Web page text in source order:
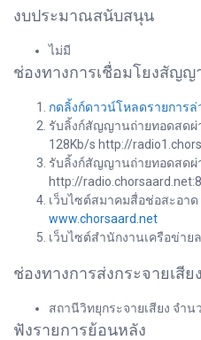
งบประมาณสนับสนุน
ไม่มี
ช่องทางการเชื่อมโยงสัญ
กดลิ้งก์ดาวน์โหลดรายการล่
รับลิ้งก์สัญญานถ่ายทอดสดผ่
128Kb/s http://
รับลิ้งก์สัญญานถ่ายทอดสดผ่
http://
เว็บไซต์สมาคมสื่อช่อสะอาด
www.chorsaard.net
เว็บไซต์สำนักงานเครือข่าย
ช่องทางการส่งกระจายเสี
สถานีวิทยุกระจายเสียง จำน
ฟังรายการย้อนหลัง